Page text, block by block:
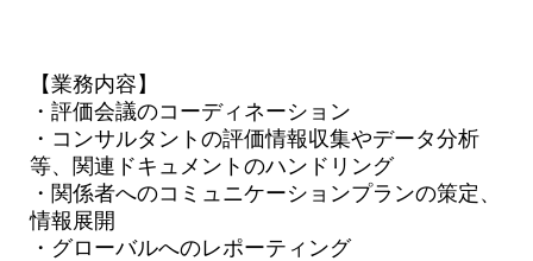
【業務内容】
・評価会議のコーディネーション
・コンサルタントの評価情報収集やデータ分析
等、関連ドキュメントのハンドリング
・関係者へのコミュニケーションプランの策定、
情報展開
・グローバルへのレポーティング